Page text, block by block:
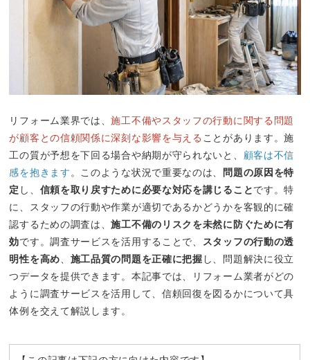
リフォーム業界では、施工不備やスタッフの行動に関する問題
が顧客との信頼関係に深刻な影響を与える ことがあります。施
工の質が予想を下回る場合や納期が守られないと、 顧客は不信
感を抱きます 。このような状況で重要なのは、
問題の原因を特
定 し、 信頼を取り戻すために必要な対応を講じることです。特
に、スタッフの行動や作業が適切であるかどうかを客観的に確
認するための調査は、施工不備のリスクを未然に防ぐために有
効です。調査サービスを活用することで、
スタッフの行動の透
明性を高め
施工品質の問題を正確に把握 し、問題解決に役立
つデータを提供できます。本記事では、リフォーム業者がどの
ように調査サービスを活用して、信頼回復を図るかについて具
体例を交えて解説します。